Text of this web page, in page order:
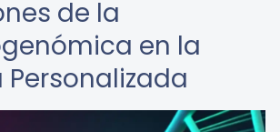
de la
en la